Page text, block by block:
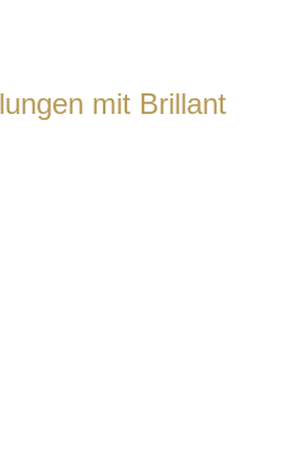
mit Brillant